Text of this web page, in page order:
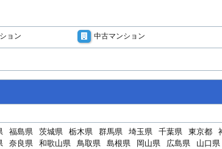
ョン 中古マンション
福島県 茨城県 栃木県 群馬県 埼玉県 千葉県 東京都
奈良県 和歌山県 鳥取県 島根県 岡山県 広島県 山口県